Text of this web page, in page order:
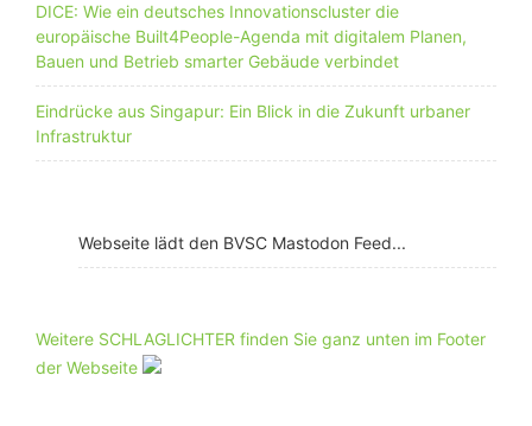
DICE: Wie ein deutsches Innovationscluster die
europäische Built4People-Agenda mit digitalem Planen,
Bauen und Betrieb smarter Gebäude verbindet
Eindrücke aus Singapur: Ein Blick in die Zukunft urbaner
Infrastruktur
Webseite lädt den BVSC Mastodon Feed...
Weitere SCHLAGLICHTER finden Sie ganz unten im Footer
der Webseite